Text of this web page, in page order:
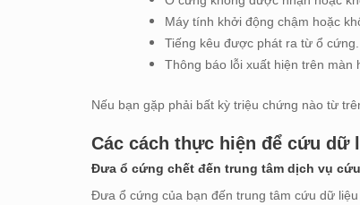
Máy tính khởi động chậm hoặc
Tiếng kêu được phát ra từ ổ cứng.
Thông báo lỗi xuất hiện trên màn
Nếu bạn gặp phải bất kỳ triệu chứng nào từ
Các cách thực hiện để cứu dữ
Đưa ổ cứng chết đến trung tâm dịch vụ
Đưa ổ cứng của bạn đến trung tâm cứu dữ